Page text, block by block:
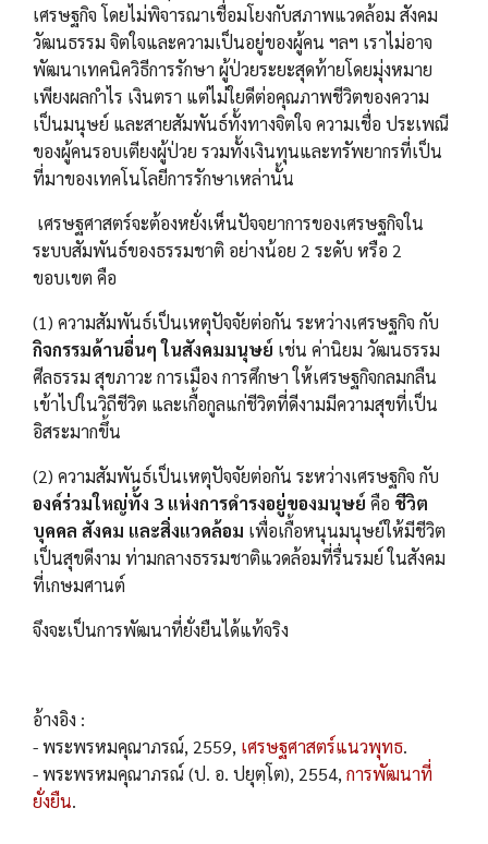
เศรษฐกิจ โดยไม่พิจารณาเชื่อมโยงกับสภาพแวดล้อม สังคม
วัฒนธรรม จิตใจและความเป็นอยู่ของผู้คน ฯลฯ เราไม่อาจ
พัฒนาเทคนิควิธีการรักษา ผู้ป่วยระยะสุดท้ายโดยมุ่งหมาย
เพียงผลกำไร เงินตรา แต่ไม่ใยดีต่อคุณภาพชีวิตของความ
เป็นมนุษย์ และสายสัมพันธ์ทั้งทางจิตใจ ความเชื่อ ประเพณี
ของผู้คนรอบเตียงผู้ป่วย รวมทั้งเงินทุนและทรัพยากรที่เป็น
ที่มาของเทคโนโลยีการรักษาเหล่านั้น
เศรษฐศาสตร์จะต้องหยั่งเห็นปัจจยาการของเศรษฐกิจใน
ระบบสัมพันธ์ของธรรมชาติ อย่างน้อย 2 ระดับ หรือ 2
ขอบเขต คือ
(1) ความสัมพันธ์เป็นเหตุปัจจัยต่อกัน ระหว่างเศรษฐกิจ กับ
กิจกรรมด้านอื่นๆ ในสังคมมนุษย์ เช่น ค่านิยม วัฒนธรรม
ศีลธรรม สุขภาวะ การเมือง การศึกษา ให้เศรษฐกิจกลมกลืน
เข้าไปในวิถีชีวิต และเกื้อกูลแก่ชีวิตที่ดีงามมีความสุขที่เป็น
อิสระมากขึ้น
(2) ความสัมพันธ์เป็นเหตุปัจจัยต่อกัน ระหว่างเศรษฐกิจ กับ
องค์ร่วมใหญ่ทั้ง 3 แห่งการดำรงอยู่ของมนุษย์ คือ ชีวิต
บุคคล สังคม และสิ่งแวดล้อม เพื่อเกื้อหนุนมนุษย์ให้มีชีวิต
เป็นสุขดีงาม ท่ามกลางธรรมชาติแวดล้อมที่รื่นรมย์ ในสังคม
ที่เกษมศานต์
จึงจะเป็นการพัฒนาที่ยั่งยืนได้แท้จริง
อ้างอิง :
- พระพรหมคุณาภรณ์,​ 2559, เศรษฐศาสตร์แนวพุทธ.
- พระพรหมคุณาภรณ์ (ป. อ. ปยุตฺโต), 2554, การพัฒนาที่
ยั่งยืน.